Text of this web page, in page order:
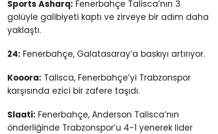
Sports Asharq: Fenerbahçe Talisca’nın 3
golüyle galibiyeti kaptı ve zirveye bir adım daha
yaklaştı.
24: Fenerbahçe, Galatasaray’a baskıyı artırıyor.
Kooora: Talisca, Fenerbahçe’yi Trabzonspor
karşısında ezici bir zafere taşıdı.
Slaati: Fenerbahçe, Anderson Talisca’nın
önderliğinde Trabzonspor’u 4-1 yenerek lider